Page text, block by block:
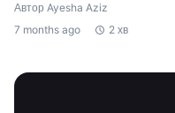
Автор Ayesha Aziz
7 months ago
2 хв